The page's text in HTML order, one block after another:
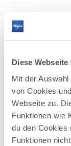
Diese
Mit der
von Cookies
Webseite zu.
Funktionen wie
du den Cookies
Funktionen